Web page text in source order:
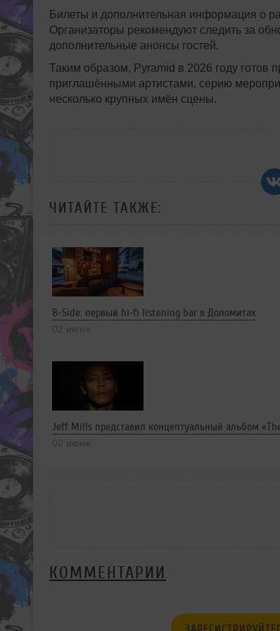
Билеты и дополнительная информация о
Организаторы рекомендуют следить за
дополнительные анонсы гостей.
Таким образом, Pyramid в 2026 году
приглашёнными артистами, серию
несколько крупных имён сцены.
ЧИТАЙТЕ ТАКЖЕ:
B-Side: первый hi‑fi listening bar в Доломитах
02 июня
Jeff Mills представил концептуальный альбом
02 июня
КОММЕНТАРИИ